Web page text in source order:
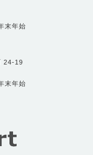
末年始
24-19
末年始